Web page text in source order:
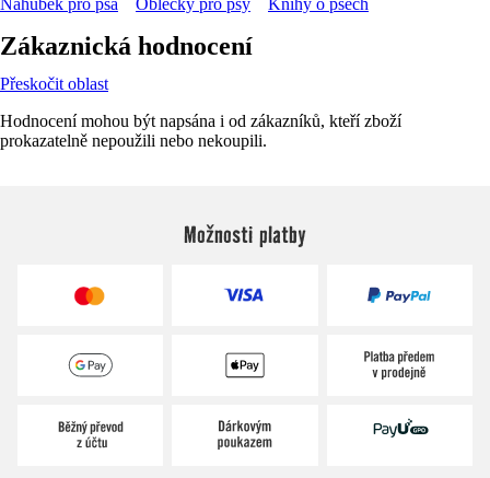
Náhubek pro psa
Oblečky pro psy Knihy o psech
Zákaznická hodnocení
Přeskočit oblast
Hodnocení mohou být napsána i od zákazníků, kteří zboží
prokazatelně nepoužili nebo nekoupili.
Možnosti platby